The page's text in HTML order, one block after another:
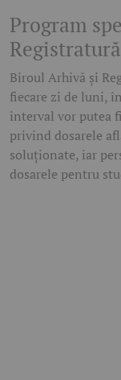
Program
Registratură
Biroul Arhivă și
fiecare zi de luni,
interval vor putea
privind dosarele
soluționate, iar
dosarele pentru